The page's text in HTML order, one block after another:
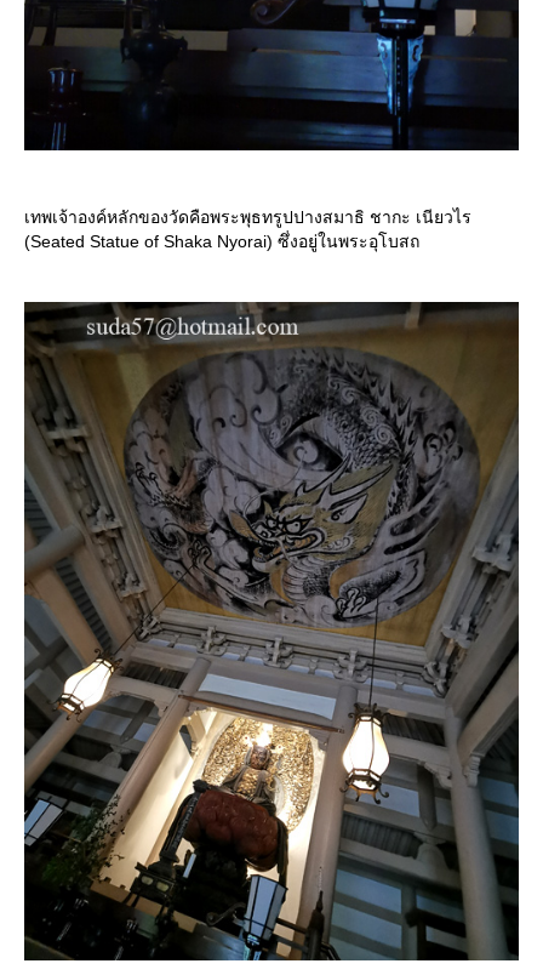
เทพเจ้าองค์หลักของวัดคือพระพุธทรูปปางสมาธิ ชากะ เนียวไร
(Seated Statue of Shaka Nyorai) ซึ่งอยู่ในพระอุโบสถ